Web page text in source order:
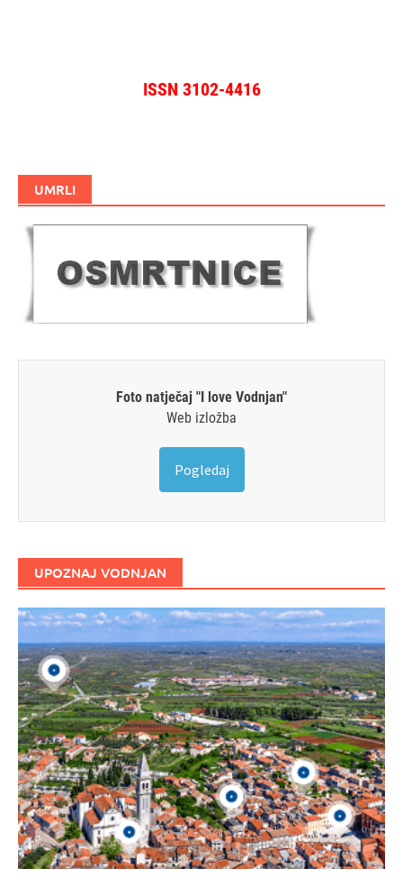
ISSN 3102-4416
UMRLI
Foto natječaj "I love Vodnjan"
Web izložba
Pogledaj
UPOZNAJ VODNJAN